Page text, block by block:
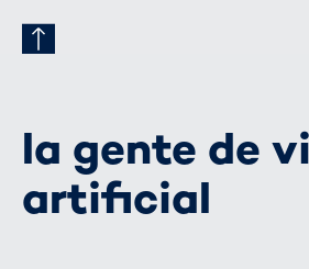
la gente de
artificial